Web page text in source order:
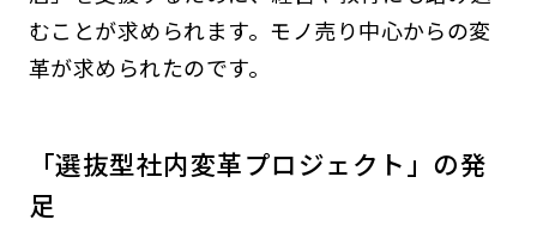
むことが求められます。モノ売り中心からの変
革が求められたのです。
「選抜型社内変革プロジェクト」の発
足